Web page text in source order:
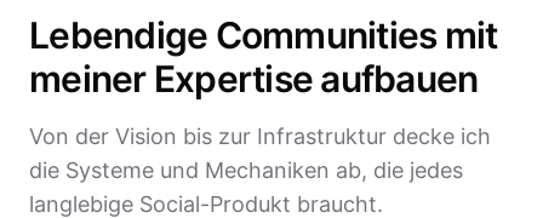
Lebendige Communities mit
meiner Expertise aufbauen
Von der Vision bis zur Infrastruktur decke ich
die Systeme und Mechaniken ab, die jedes
langlebige Social-Produkt braucht.